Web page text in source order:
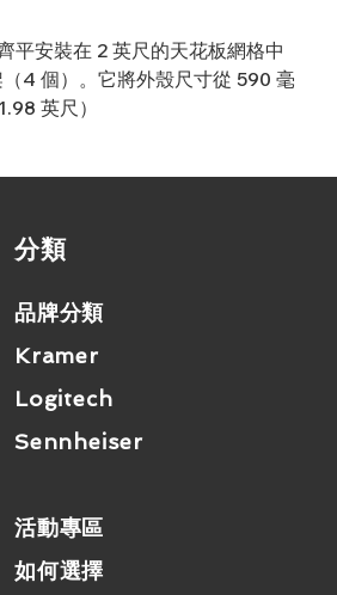
安裝在 2 英尺的天花板網格中
4 個）。它將外殼尺寸從 590 毫
英尺）
​分類
品牌分類
Kramer
Logitech
Sennheiser
活動專區
如何選擇